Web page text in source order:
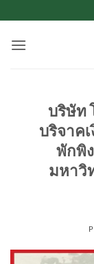
ไป
บริษัท
บริจาค
พักพิ
มหาวิ